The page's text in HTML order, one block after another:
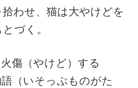
わせ、猫は大やけどを
づく。
傷（やけど）する
（いそっぷものがた